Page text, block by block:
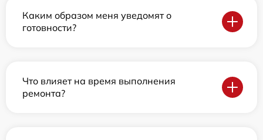
Каким образом меня уведомят о
готовности?
Что влияет на время выполнения
ремонта?